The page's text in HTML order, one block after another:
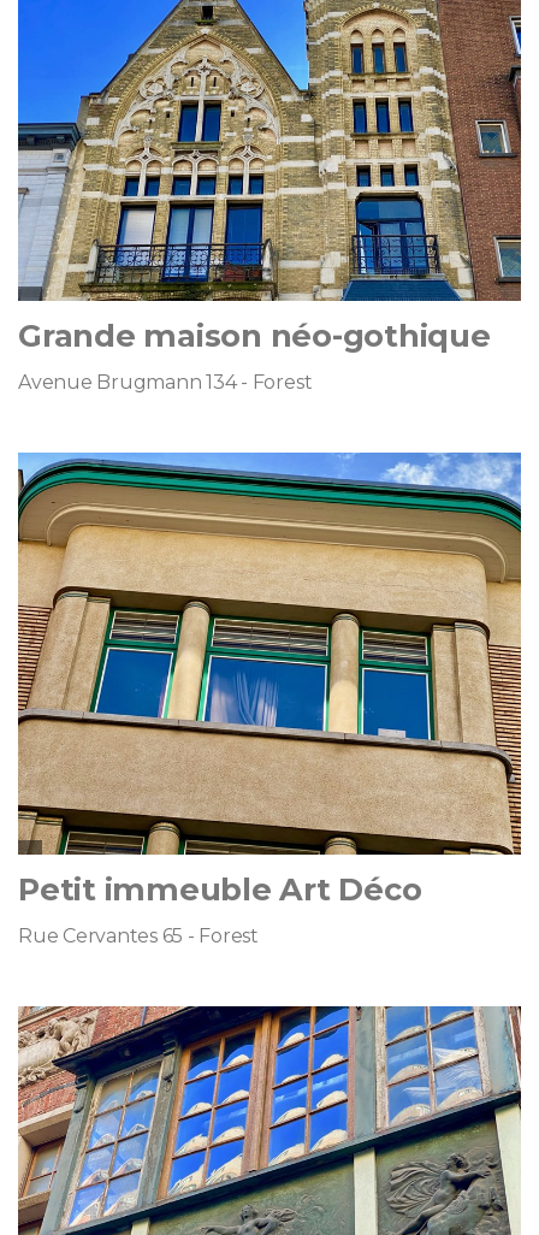
Grande maison néo-gothique
Avenue Brugmann 134 - Forest
Petit immeuble Art Déco
Rue Cervantes 65 - Forest